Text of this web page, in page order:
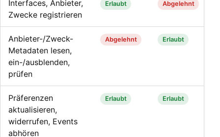
Interfaces, Anbieter,
Zwecke registrieren
Erlaubt Abgelehnt
Anbieter-/Zweck-
Metadaten lesen,
ein-/ausblenden,
prüfen
Abgelehnt Erlaubt
Präferenzen
aktualisieren,
widerrufen, Events
abhören
Erlaubt Erlaubt